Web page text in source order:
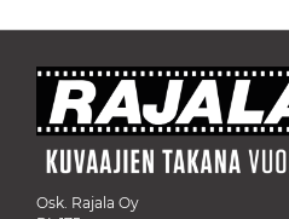
Osk. Rajala Oy